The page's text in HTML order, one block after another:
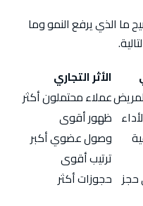
ما الذي يرفع النمو وما
الأثر التجاري
عملاء محتملون أكثر
ظهور أقوى
وصول عضوي أكبر
ترتيب أقوى
حجز حجوزات أكثر